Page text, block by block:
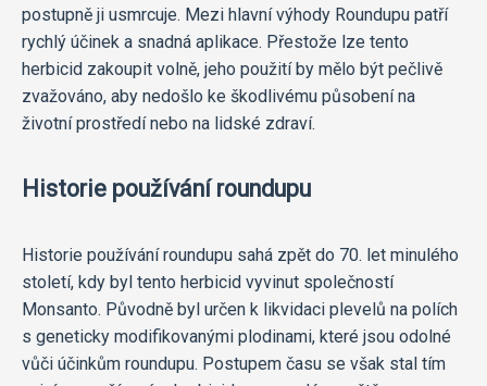
postupně ji usmrcuje. Mezi hlavní výhody Roundupu patří
rychlý účinek a snadná aplikace. Přestože lze tento
herbicid zakoupit volně, jeho použití by mělo být pečlivě
zvažováno, aby nedošlo ke škodlivému působení na
životní prostředí nebo na lidské zdraví.
Historie používání roundupu
Historie používání roundupu sahá zpět do 70. let minulého
století, kdy byl tento herbicid vyvinut společností
Monsanto. Původně byl určen k likvidaci plevelů na polích
s geneticky modifikovanými plodinami, které jsou odolné
vůči účinkům roundupu. Postupem času se však stal tím